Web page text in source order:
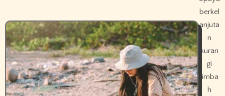
berkel
anjuta
n
kuran
gi
limba
h